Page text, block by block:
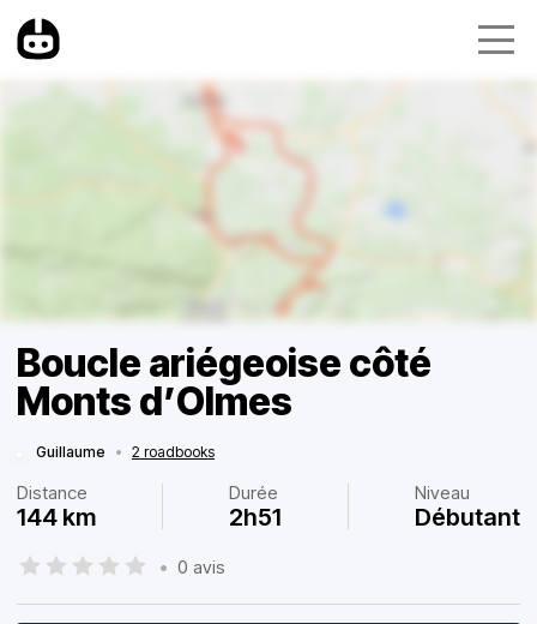
Boucle ariégeoise côté
Monts d’Olmes
Guillaume • 2 roadbooks
Distance
144 km
Durée
2h51
Niveau
Débutant
• 0 avis